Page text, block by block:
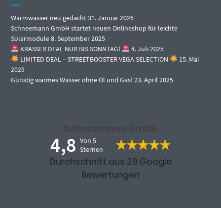
Warmwasser neu gedacht31. Januar 2026
Schneemann GmbH startet neuen Onlineshop für leichte
Solarmodule8. September 2025
KRASSER DEAL NUR BIS SONNTAG!
4. Juli 2025
LIMITED DEAL – STREETBOOSTER VEGA SELECTION
15. Mai
2025
Günstig warmes Wasser ohne Öl und Gas! 23. April 2025
Schneemann GmbH
4,8 Von 5
Sternen
Durchschnitt aus 29 Google
Bewertungen